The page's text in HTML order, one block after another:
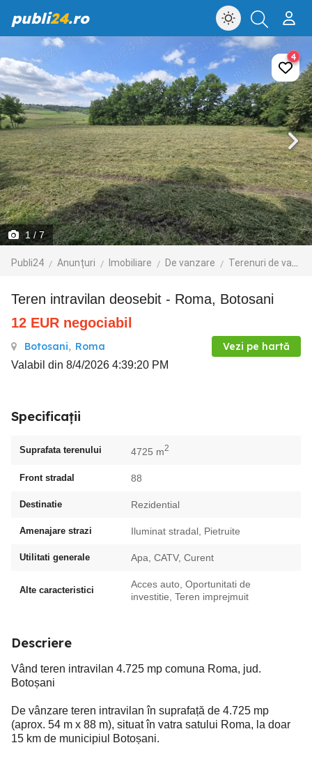
publi24.ro
1/ 7
Publi24 Anunțuri Imobiliare De vanzare Terenuri de vanzare
4
Teren intravilan deosebit - Roma, Botosani
12 EUR negociabil
Botosani, Roma Vezi pe hartă
Valabil din 8/4/2026 4:39:20 PM
Specificații
Suprafata terenului 4725 m2
Front stradal 88
Destinatie Rezidential
Amenajare strazi Iluminat stradal, Pietruite
Utilitati generale Apa, CATV, Curent
Alte caracteristici
Acces auto, Oportunitati de
investitie, Teren imprejmuit
Descriere
Vând teren intravilan 4.725 mp comuna Roma, jud.
Botoșani
De vânzare teren intravilan în suprafață de 4.725 mp
(aprox. 54 m x 88 m), situat în vatra satului Roma, la doar
15 km de municipiul Botoșani.